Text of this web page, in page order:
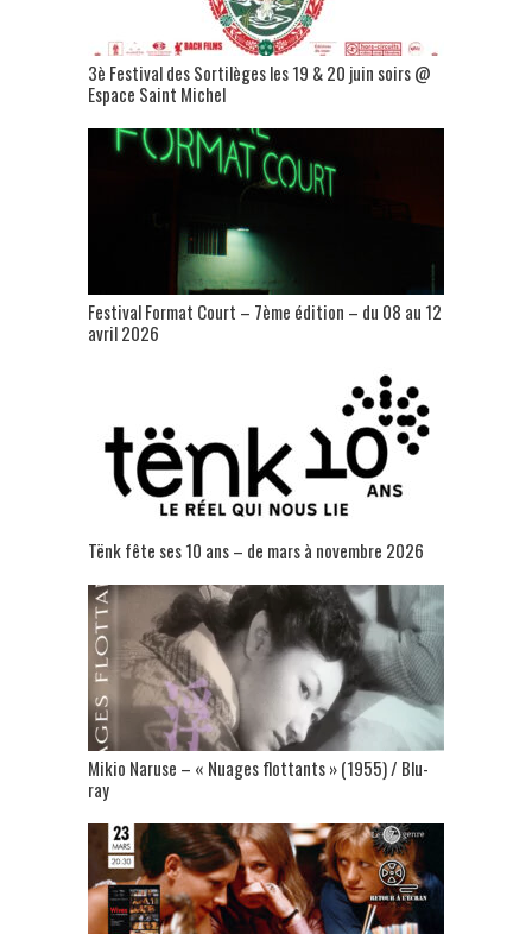
3è Festival des Sortilèges les 19 & 20 juin soirs @
Espace Saint Michel
Festival Format Court – 7ème édition – du 08 au 12
avril 2026
Tënk fête ses 10 ans – de mars à novembre 2026
Mikio Naruse – « Nuages flottants » (1955) / Blu-
ray